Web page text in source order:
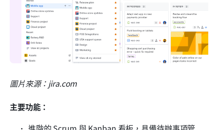
圖片來源：jira.com
主要功能：